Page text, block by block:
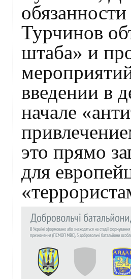
Турчинов
штаба» и
введении в
начале
это прямо
для